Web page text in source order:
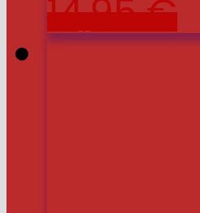
14,95€